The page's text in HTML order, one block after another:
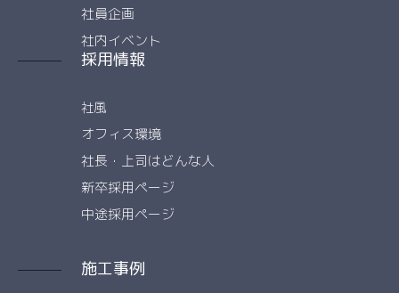
社員企画
社内イベント
採用情報
社風
オフィス環境
社長・上司はどんな人
新卒採用ページ
中途採用ページ
施工事例